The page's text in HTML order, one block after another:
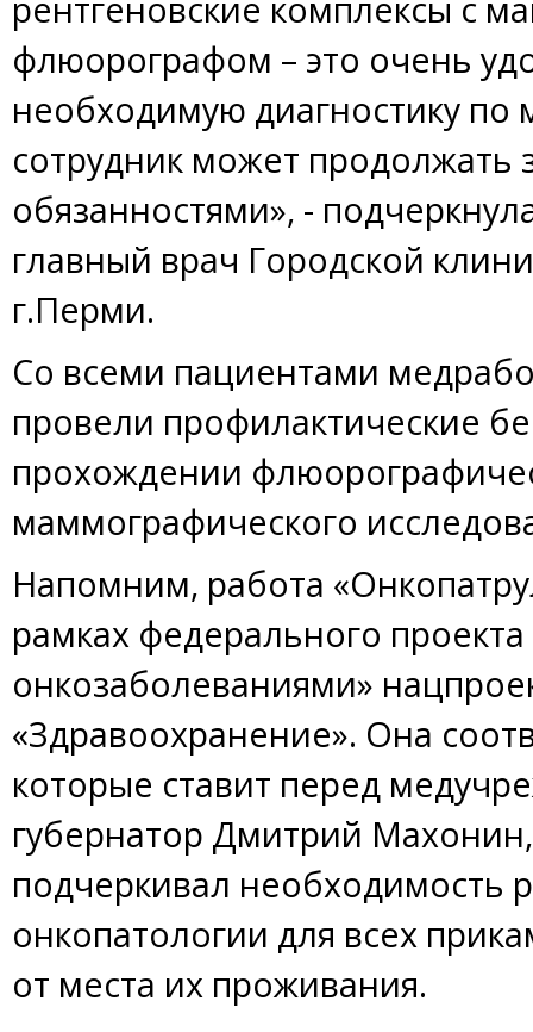
флюорографом – это очень
необходимую диагностику по
сотрудник может продолжать
обязанностями», -
главный врач Городской
г.Перми.
Со всеми пациентами
провели профилактические
прохождении
маммографического
Напомним, работа
рамках федерального
онкозаболеваниями»
«Здравоохранение». Она
которые ставит перед
губернатор Дмитрий
подчеркивал необходимость
онкопатологии для всех
от места их проживания.